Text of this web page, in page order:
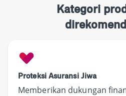
Kategori
Proteksi Asuransi Jiwa
Memberikan dukungan